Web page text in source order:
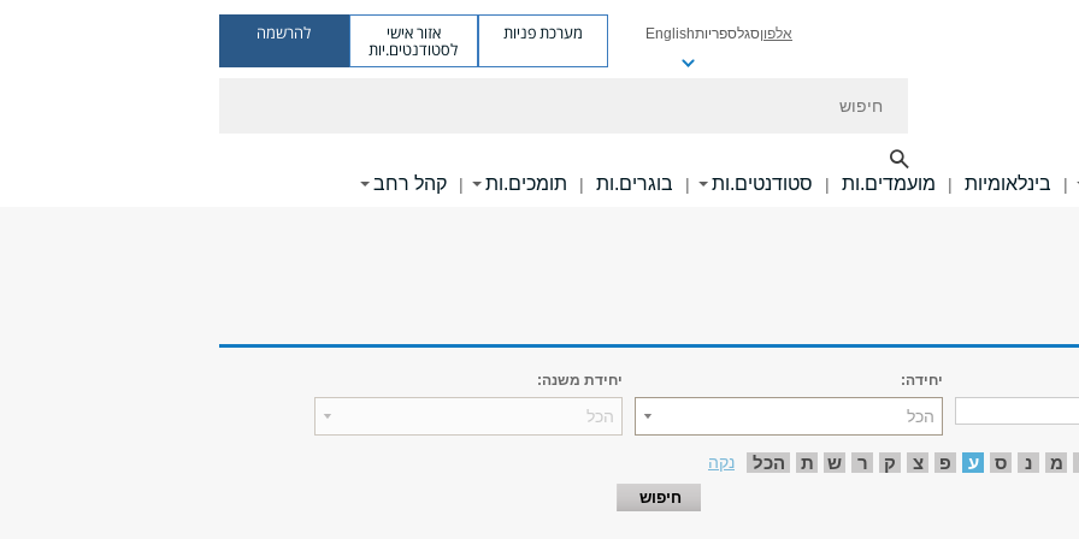
אלפוןסגלספריותEnglish מערכת פניות אזור אישי
לסטודנטים.יות
להרשמה
| בינלאומיות | מועמדים.ות | סטודנטים.ות | בוגרים.ות | תומכים.ות | קהל רחב
יחידה:
הכל
יחידת משנה:
הכל
מ נ ס ע פ צ ק ר ש ת הכל נקה